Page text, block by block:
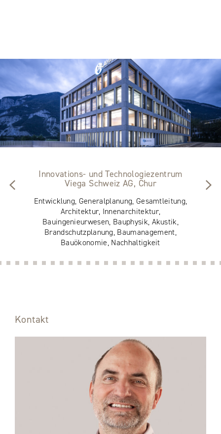
Innovations- und Technologiezentrum
Viega Schweiz AG, Chur
Entwicklung, Generalplanung, Gesamtleitung,
Architektur, Innenarchitektur,
Bauingenieurwesen, Bauphysik, Akustik,
Brandschutzplanung, Baumanagement,
Bauökonomie, Nachhaltigkeit
Kontakt